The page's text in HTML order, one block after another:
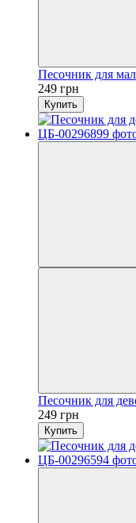
Песочник для
249 грн
Купить
Песочник для
249 грн
Купить